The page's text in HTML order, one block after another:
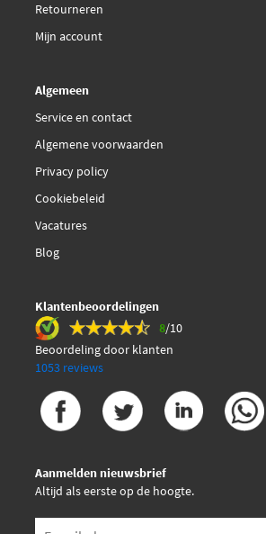
Trucktec Automotive
02.39.094
Vemo V10-76-0038
Retourneren
Mijn account
Algemeen
Service en contact
Algemene voorwaarden
Privacy policy
Cookiebeleid
Vacatures
Blog
Klantenbeoordelingen
8/10
Beoordeling door klanten
1053 reviews
Aanmelden nieuwsbrief
Altijd als eerste op de hoogte.